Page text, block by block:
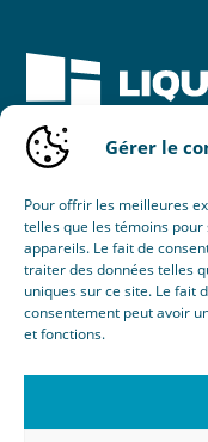
Gérer le
Pour offrir les meilleures
telles que les témoins
appareils. Le fait de
traiter des données telles
uniques sur ce site. Le fait
consentement peut avoir
et fonctions.
Une initiative de :
© 2026 Nouvel
Tous droits réservés.